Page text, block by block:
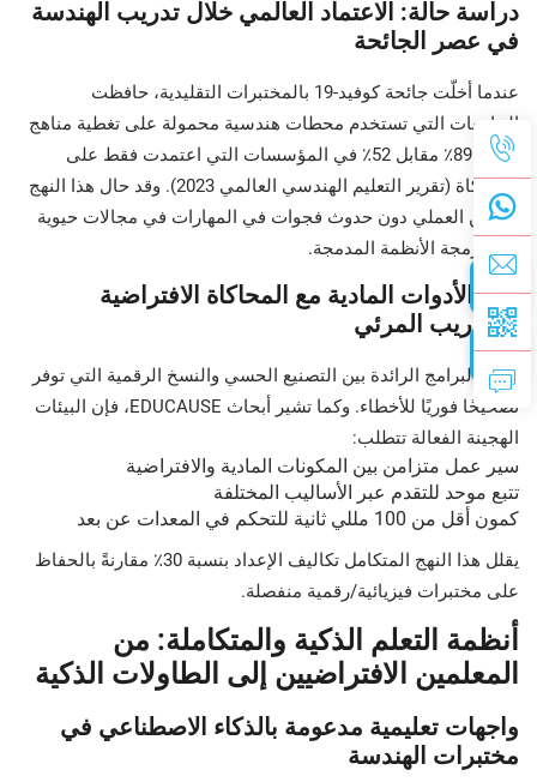
دراسة حالة: الاعتماد العالمي خلال تدريب الهندسة
في عصر الجائحة
عندما أخلّت جائحة كوفيد-19 بالمختبرات التقليدية، حافظت
الجامعات التي تستخدم محطات هندسية محمولة على تغطية مناهج
بنسبة 89٪ مقابل 52٪ في المؤسسات التي اعتمدت فقط على
المحاكاة (تقرير التعليم الهندسي العالمي 2023). وقد حال هذا النهج
الهجين العملي دون حدوث فجوات في المهارات في مجالات حيوية
مثل برمجة الأنظمة المدمجة.
دمج الأدوات المادية مع المحاكاة الافتراضية
والتدريب المرئي
تجمع البرامج الرائدة بين التصنيع الحسي والنسخ الرقمية التي توفر
تصحيحًا فوريًا للأخطاء. وكما تشير أبحاث EDUCAUSE، فإن البيئات
الهجينة الفعالة تتطلب:
سير عمل متزامن بين المكونات المادية والافتراضية
تتبع موحد للتقدم عبر الأساليب المختلفة
كمون أقل من 100 مللي ثانية للتحكم في المعدات عن بعد
يقلل هذا النهج المتكامل تكاليف الإعداد بنسبة 30٪ مقارنةً بالحفاظ
على مختبرات فيزيائية/رقمية منفصلة.
أنظمة التعلم الذكية والمتكاملة: من
المعلمين الافتراضيين إلى الطاولات الذكية
واجهات تعليمية مدعومة بالذكاء الاصطناعي في
مختبرات الهندسة